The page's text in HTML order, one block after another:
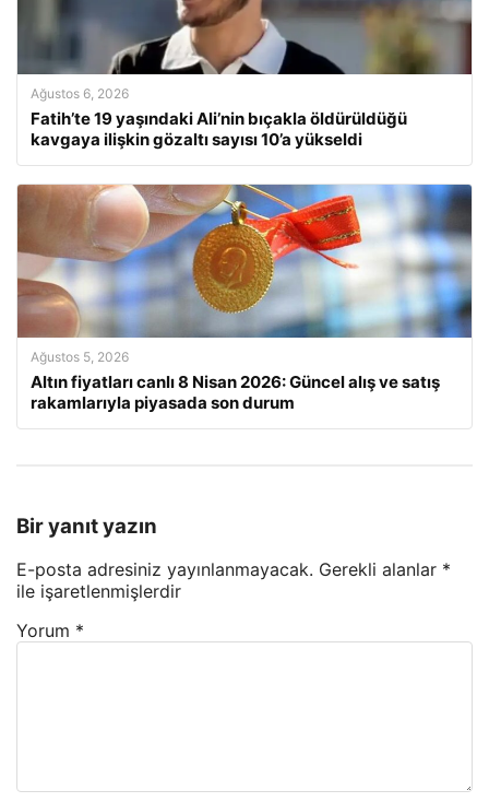
Ağustos 6, 2026
Fatih’te 19 yaşındaki Ali’nin bıçakla öldürüldüğü
kavgaya ilişkin gözaltı sayısı 10’a yükseldi
Ağustos 5, 2026
Altın fiyatları canlı 8 Nisan 2026: Güncel alış ve satış
rakamlarıyla piyasada son durum
Bir yanıt yazın
E-posta adresiniz yayınlanmayacak. Gerekli alanlar *
ile işaretlenmişlerdir
Yorum *